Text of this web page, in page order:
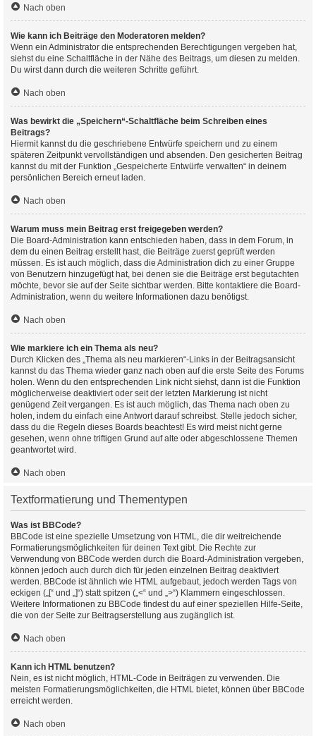
Nach oben
Wie kann ich Beiträge den Moderatoren melden?
Wenn ein Administrator die entsprechenden Berechtigungen vergeben hat,
siehst du eine Schaltfläche in der Nähe des Beitrags, um diesen zu melden.
Du wirst dann durch die weiteren Schritte geführt.
Nach oben
Was bewirkt die „Speichern“-Schaltfläche beim Schreiben eines
Beitrags?
Hiermit kannst du die geschriebene Entwürfe speichern und zu einem
späteren Zeitpunkt vervollständigen und absenden. Den gesicherten Beitrag
kannst du mit der Funktion „Gespeicherte Entwürfe verwalten“ in deinem
persönlichen Bereich erneut laden.
Nach oben
Warum muss mein Beitrag erst freigegeben werden?
Die Board-Administration kann entschieden haben, dass in dem Forum, in
dem du einen Beitrag erstellt hast, die Beiträge zuerst geprüft werden
müssen. Es ist auch möglich, dass die Administration dich zu einer Gruppe
von Benutzern hinzugefügt hat, bei denen sie die Beiträge erst begutachten
möchte, bevor sie auf der Seite sichtbar werden. Bitte kontaktiere die Board-
Administration, wenn du weitere Informationen dazu benötigst.
Nach oben
Wie markiere ich ein Thema als neu?
Durch Klicken des „Thema als neu markieren“-Links in der Beitragsansicht
kannst du das Thema wieder ganz nach oben auf die erste Seite des Forums
holen. Wenn du den entsprechenden Link nicht siehst, dann ist die Funktion
möglicherweise deaktiviert oder seit der letzten Markierung ist nicht
genügend Zeit vergangen. Es ist auch möglich, das Thema nach oben zu
holen, indem du einfach eine Antwort darauf schreibst. Stelle jedoch sicher,
dass du die Regeln dieses Boards beachtest! Es wird meist nicht gerne
gesehen, wenn ohne triftigen Grund auf alte oder abgeschlossene Themen
geantwortet wird.
Nach oben
Textformatierung und Thementypen
Was ist BBCode?
BBCode ist eine spezielle Umsetzung von HTML, die dir weitreichende
Formatierungsmöglichkeiten für deinen Text gibt. Die Rechte zur
Verwendung von BBCode werden durch die Board-Administration vergeben,
können jedoch auch durch dich für jeden einzelnen Beitrag deaktiviert
werden. BBCode ist ähnlich wie HTML aufgebaut, jedoch werden Tags von
eckigen („[“ und „]“) statt spitzen („<“ und „>“) Klammern eingeschlossen.
Weitere Informationen zu BBCode findest du auf einer speziellen Hilfe-Seite,
die von der Seite zur Beitragserstellung aus zugänglich ist.
Nach oben
Kann ich HTML benutzen?
Nein, es ist nicht möglich, HTML-Code in Beiträgen zu verwenden. Die
meisten Formatierungsmöglichkeiten, die HTML bietet, können über BBCode
erreicht werden.
Nach oben